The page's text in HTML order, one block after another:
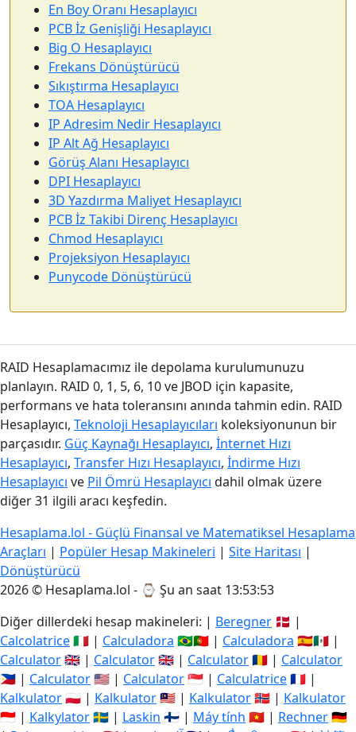
En Boy Oranı Hesaplayıcı
PCB İz Genişliği Hesaplayıcı
Big O Hesaplayıcı
Frekans Dönüştürücü
Sıkıştırma Hesaplayıcı
TOA Hesaplayıcı
IP Adresim Nedir Hesaplayıcı
IP Alt Ağ Hesaplayıcı
Görüş Alanı Hesaplayıcı
DPI Hesaplayıcı
3D Yazdırma Maliyet Hesaplayıcı
PCB İz Takibi Direnç Hesaplayıcı
Chmod Hesaplayıcı
Projeksiyon Hesaplayıcı
Punycode Dönüştürücü
RAID Hesaplamacımız ile depolama kurulumunuzu
planlayın. RAID 0, 1, 5, 6, 10 ve JBOD için kapasite,
performans ve hata toleransını anında tahmin edin. RAID
Hesaplayıcı, Teknoloji Hesaplayıcıları koleksiyonunun bir
parçasıdır. Güç Kaynağı Hesaplayıcı, İnternet Hızı
Hesaplayıcı, Transfer Hızı Hesaplayıcı, İndirme Hızı
Hesaplayıcı ve Pil Ömrü Hesaplayıcı dahil olmak üzere
diğer 31 ilgili aracı keşfedin.
Hesaplama.lol - Güçlü Finansal ve Matematiksel Hesaplama
Araçları | Popüler Hesap Makineleri | Site Haritası |
Dönüştürücü
2026 © Hesaplama.lol - ⌚ Şu an saat 13:53:54
Diğer dillerdeki hesap makineleri: | Beregner 🇩🇰 |
Calcolatrice🇮🇹 | Calculadora 🇧🇷🇵🇹 | Calculadora 🇪🇸🇲🇽 |
Calculator🇬🇧 | Calculator🇬🇧 | Calculator🇷🇴 | Calculator
🇵🇭 | Calculator🇺🇸 | Calculator🇸🇬 | Calculatrice🇫🇷 |
Kalkulator🇵🇱 | Kalkulator🇲🇾 | Kalkulator🇳🇴 | Kalkulator
🇮🇩 | Kalkylator🇸🇪 | Laskin 🇫🇮 | Máy tính 🇻🇳 | Rechner🇩🇪